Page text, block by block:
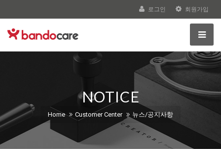
로그인 회원가입
NOTICE
Home Customer Center 뉴스/공지사항